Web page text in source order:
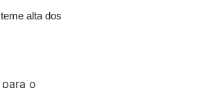
alta dos